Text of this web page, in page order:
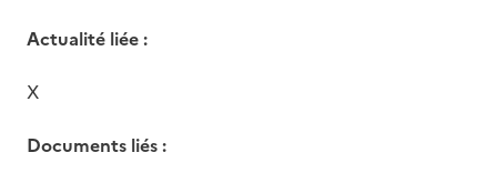
Actualité liée :
X
Documents liés :